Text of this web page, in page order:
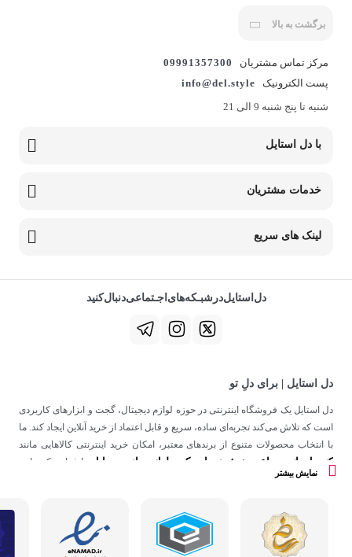
برگشت به بالا
مرکز تماس مشتریان
09991357300
پست الکترونیک
info@del.style
شنبه تا پنج شنبه 9 الی 21
با دل استایل
خدمات مشتریان
لینک های سریع
دل‌استایل‌در‌‌شبـکه‌های‌اجـتماعی‌دنبال‌کنید
دل استایل | برای دلِ تو
دل استایل یک فروشگاه اینترنتی در حوزه لوازم دیجیتال، گجت و ابزارهای کاربردی
است که تلاش می‌کند تجربه‌ای ساده، سریع و قابل اعتماد از خرید آنلاین ایجاد کند. ما
با انتخاب محصولات متنوع از برندهای معتبر، امکان خرید اینترنتی کالاهایی مانند
کنسول بازی ساعت هوشمند اسپیکر ولوازم جانبی موبایل
را فراهم کرده‌ایم.
در دل استایل، تمرکز ما فقط روی فروش نیست؛ هدف ساختن تجربه‌ای است که
نمایش بیشتر